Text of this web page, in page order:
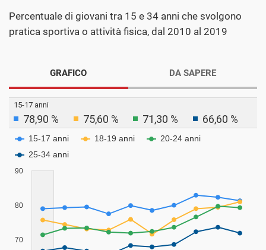
Percentuale di giovani tra 15 e 34 anni che svolgono
pratica sportiva o attività fisica, dal 2010 al 2019
GRAFICO DA SAPERE